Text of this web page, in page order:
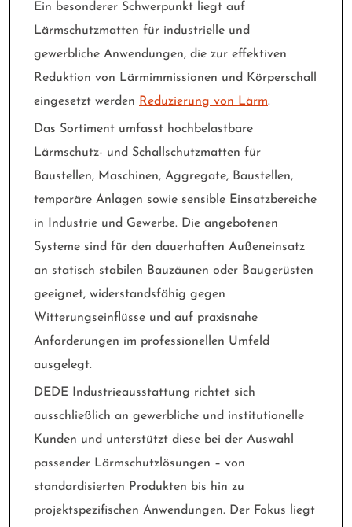
Ein besonderer Schwerpunkt liegt auf
Lärmschutzmatten für industrielle und
gewerbliche Anwendungen, die zur effektiven
Reduktion von Lärmimmissionen und Körperschall
eingesetzt werden Reduzierung von Lärm.
Das Sortiment umfasst hochbelastbare
Lärmschutz- und Schallschutzmatten für
Baustellen, Maschinen, Aggregate, Baustellen,
temporäre Anlagen sowie sensible Einsatzbereiche
in Industrie und Gewerbe. Die angebotenen
Systeme sind für den dauerhaften Außeneinsatz
an statisch stabilen Bauzäunen oder Baugerüsten
geeignet, widerstandsfähig gegen
Witterungseinflüsse und auf praxisnahe
Anforderungen im professionellen Umfeld
ausgelegt.
DEDE Industrieausstattung richtet sich
ausschließlich an gewerbliche und institutionelle
Kunden und unterstützt diese bei der Auswahl
passender Lärmschutzlösungen – von
standardisierten Produkten bis hin zu
projektspezifischen Anwendungen. Der Fokus liegt